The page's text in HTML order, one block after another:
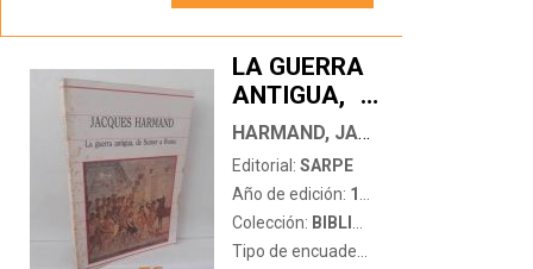
LA GUERRA
ANTIGUA,
DE SUMER A
ROMA
…
HARMAND, JACQUES
Editorial: SARPE
Año de edición: 1986
Colección: BIBLIOTECA DE LA HISTORIA
Tipo de encuadernación: